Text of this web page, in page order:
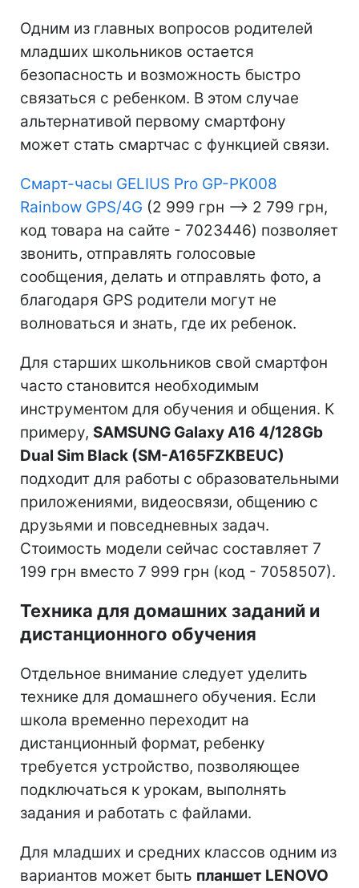
Одним из главных вопросов родителей
младших школьников остается
безопасность и возможность быстро
связаться с ребенком. В этом случае
альтернативой первому смартфону
может стать смартчас с функцией связи.
Смарт-часы GELIUS Pro GP-PK008
Rainbow GPS/4G (2 999 грн –> 2 799 грн,
код товара на сайте - 7023446) позволяет
звонить, отправлять голосовые
сообщения, делать и отправлять фото, а
благодаря GPS родители могут не
волноваться и знать, где их ребенок.
Для старших школьников свой смартфон
часто становится необходимым
инструментом для обучения и общения. К
примеру, SAMSUNG Galaxy A16 4/128Gb
Dual Sim Black (SM-A165FZKBEUC)
подходит для работы с образовательными
приложениями, видеосвязи, общению с
друзьями и повседневных задач.
Стоимость модели сейчас составляет 7
199 грн вместо 7 999 грн (код - 7058507).
Техника для домашних заданий и
дистанционного обучения
Отдельное внимание следует уделить
технике для домашнего обучения. Если
школа временно переходит на
дистанционный формат, ребенку
требуется устройство, позволяющее
подключаться к урокам, выполнять
задания и работать с файлами.
Для младших и средних классов одним из
вариантов может быть планшет LENOVO